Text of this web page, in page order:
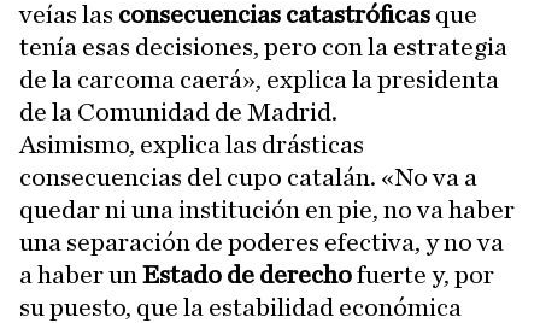
veías las consecuencias catastróficas que
tenía esas decisiones, pero con la estrategia
de la carcoma caerá», explica la presidenta
de la Comunidad de Madrid.
Asimismo, explica las drásticas
consecuencias del cupo catalán. «No va a
quedar ni una institución en pie, no va haber
una separación de poderes efectiva, y no va
a haber un Estado de derechofuerte y, por
su puesto, que la estabilidad económica